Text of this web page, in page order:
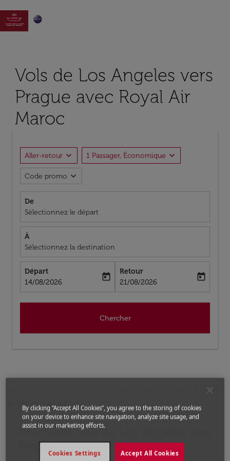

Vols de Los Angeles vers
Prague avec Royal Air
Maroc
Aller-retour expand_more 1 Passager, Économique expand_more
Code promo expand_more
De
Sélectionnez le départ
À
Sélectionnez la destination
Départ
fc-booking-departure-date-aria-label
14/08/2026
today
Retour
fc-booking-return-date-aria-label
21/08/2026
today
Chercher
Vols
de Los Angeles a Prague
Prochains Vols de Los Angeles vers
Prague
Aucun tarif trouvé pour les options populaires
By clicking “Accept All Cookies”, you agree to the storing of cookies
on your device to enhance site navigation, analyze site usage, and
assist in our marketing efforts.
Accept All Cookies
Cookies Settings